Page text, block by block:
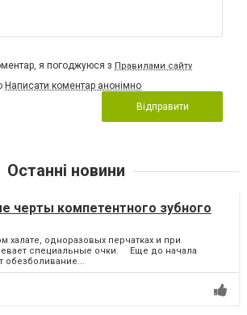
я погоджуюся з Правилами сайту
Написати коментар анонімно
Відправити
Останні новини
черты компетентного зубного
халате, одноразовых перчатках и при
специальные очки. ⠀ Еще до начала
обезболивание...